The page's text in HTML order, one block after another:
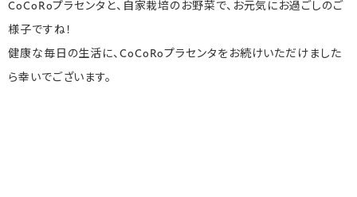
CoCoRoプラセンタと、自家栽培のお野菜で、お元気にお過ごしのご
様子ですね！
健康な毎日の生活に、CoCoRoプラセンタをお続けいただけました
ら幸いでございます。